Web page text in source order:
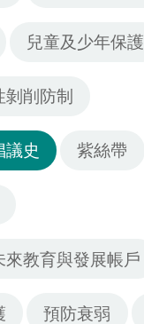
兒童及少年保護
削防制
議史 紫絲帶
來教育與發展帳戶
預防衰弱